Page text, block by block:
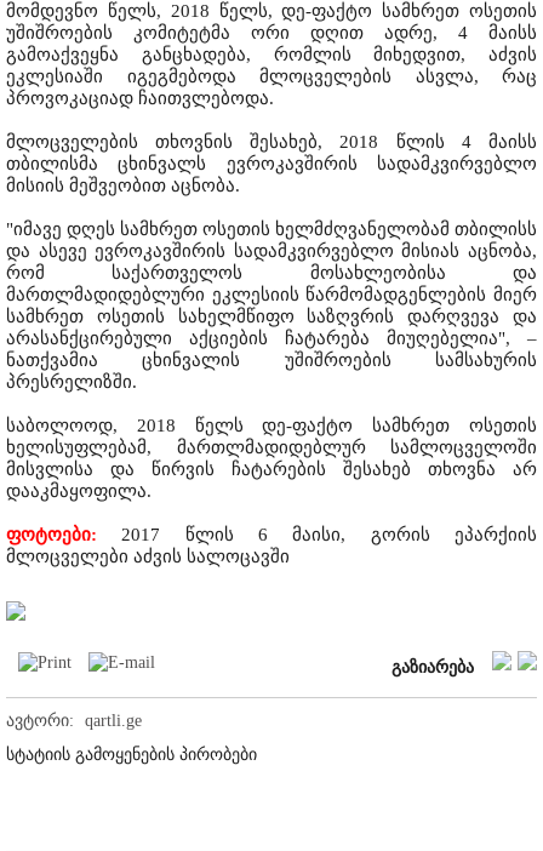
მომდევნო წელს, 2018 წელს, დე-ფაქტო სამხრეთ ოსეთის
უშიშროების კომიტეტმა ორი დღით ადრე, 4 მაისს
გამოაქვეყნა განცხადება, რომლის მიხედვით, აძვის
ეკლესიაში იგეგმებოდა მლოცველების ასვლა, რაც
პროვოკაციად ჩაითვლებოდა.
მლოცველების თხოვნის შესახებ, 2018 წლის 4 მაისს
თბილისმა ცხინვალს ევროკავშირის სადამკვირვებლო
მისიის მეშვეობით აცნობა.
"იმავე დღეს სამხრეთ ოსეთის ხელმძღვანელობამ თბილისს
და ასევე ევროკავშირის სადამკვირვებლო მისიას აცნობა,
რომ საქართველოს მოსახლეობისა და
მართლმადიდებლური ეკლესიის წარმომადგენლების მიერ
სამხრეთ ოსეთის სახელმწიფო საზღვრის დარღვევა და
არასანქცირებული აქციების ჩატარება მიუღებელია", –
ნათქვამია ცხინვალის უშიშროების სამსახურის
პრესრელიზში.
საბოლოოდ, 2018 წელს დე-ფაქტო სამხრეთ ოსეთის
ხელისუფლებამ, მართლმადიდებლურ სამლოცველოში
მისვლისა და წირვის ჩატარების შესახებ თხოვნა არ
დააკმაყოფილა.
ფოტოები: 2017 წლის 6 მაისი, გორის ეპარქიის
მლოცველები აძვის სალოცავში
გაზიარება
ავტორი:
qartli.ge
სტატიის გამოყენების პირობები